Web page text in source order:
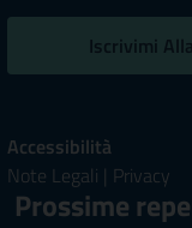
Iscrivimi
Accessibilità
Note Legali | Privacy
Prossime